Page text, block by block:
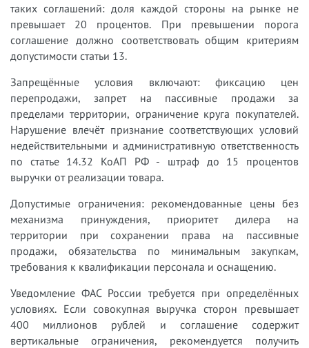
таких соглашений: доля каждой стороны на рынке не
превышает 20 процентов. При превышении порога
соглашение должно соответствовать общим критериям
допустимости статьи 13.
Запрещённые условия включают: фиксацию цен
перепродажи, запрет на пассивные продажи за
пределами территории, ограничение круга покупателей.
Нарушение влечёт признание соответствующих условий
недействительными и административную ответственность
по статье 14.32 КоАП РФ - штраф до 15 процентов
выручки от реализации товара.
Допустимые ограничения: рекомендованные цены без
механизма принуждения, приоритет дилера на
территории при сохранении права на пассивные
продажи, обязательства по минимальным закупкам,
требования к квалификации персонала и оснащению.
Уведомление ФАС России требуется при определённых
условиях. Если совокупная выручка сторон превышает
400 миллионов рублей и соглашение содержит
вертикальные ограничения, рекомендуется получить